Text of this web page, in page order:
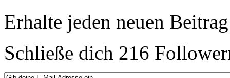
Erhalte jeden neuen
Schließe dich 216